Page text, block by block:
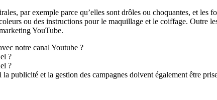
par exemple parce qu’elles sont drôles ou choquantes, et les
ou des instructions pour le maquillage et le coiffage. Outre
YouTube.
notre canal Youtube ?
?
?
publicité et la gestion des campagnes doivent également être